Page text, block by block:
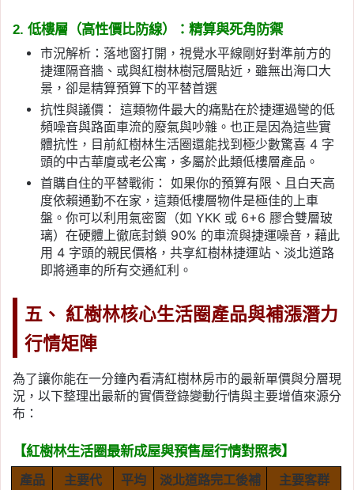
2. 低樓層（高性價比防線）：精算與死角防禦
市況解析：落地窗打開，視覺水平線剛好對準前方的
捷運隔音牆、或與紅樹林樹冠層貼近，雖無出海口大
景，卻是精算預算下的平替首選
抗性與議價： 這類物件最大的痛點在於捷運過彎的低
頻噪音與路面車流的廢氣與吵雜。也正是因為這些實
體抗性，目前紅樹林生活圈還能找到極少數驚喜 4 字
頭的中古華廈或老公寓，多屬於此類低樓層產品。
首購自住的平替戰術： 如果你的預算有限、且白天高
度依賴通勤不在家，這類低樓層物件是極佳的上車
盤。你可以利用氣密窗（如 YKK 或 6+6 膠合雙層玻
璃）在硬體上徹底封鎖 90% 的車流與捷運噪音，藉此
用 4 字頭的親民價格，共享紅樹林捷運站、淡北道路
即將通車的所有交通紅利。
五、 紅樹林核心生活圈產品與補漲潛力
行情矩陣
為了讓你能在一分鐘內看清紅樹林房市的最新單價與分層現
況，以下整理出最新的實價登錄變動行情與主要增值來源分
布：
【紅樹林生活圈最新成屋與預售屋行情對照表】
產品
主要代
平均
淡北道路完工後補
主要客群